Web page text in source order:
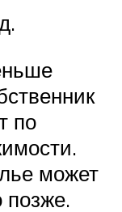
по
может
позже.